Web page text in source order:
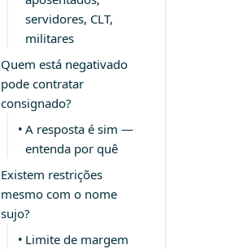
servidores, CLT,
militares
Quem está negativado
pode contratar
consignado?
A resposta é sim —
entenda por quê
Existem restrições
mesmo com o nome
sujo?
Limite de margem